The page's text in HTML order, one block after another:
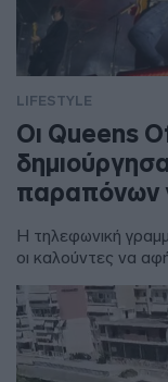
LIFESTYLE
Οι Queens
παραπόνων
Η τηλεφωνική
οι καλούντες να